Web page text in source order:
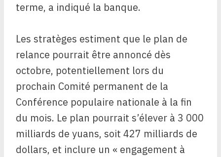
terme, a indiqué la banque.
Les stratèges estiment que le plan de
relance pourrait être annoncé dès
octobre, potentiellement lors du
prochain Comité permanent de la
Conférence populaire nationale à la fin
du mois. Le plan pourrait s’élever à 3 000
milliards de yuans, soit 427 milliards de
dollars, et inclure un « engagement à